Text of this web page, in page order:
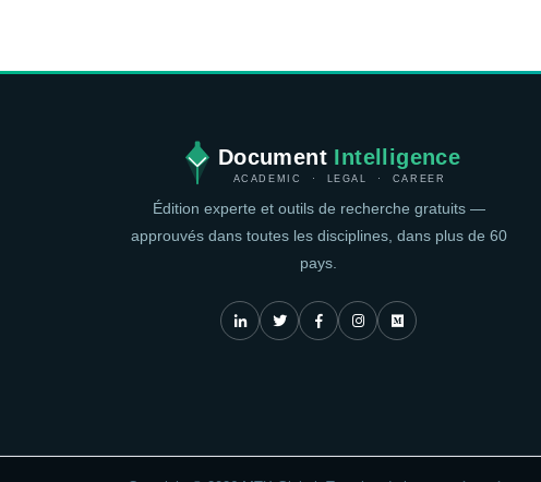
Document Intelligence
ACADEMIC · LEGAL · CAREER
Édition experte et outils de recherche gratuits —
approuvés dans toutes les disciplines, dans plus de 60
pays.